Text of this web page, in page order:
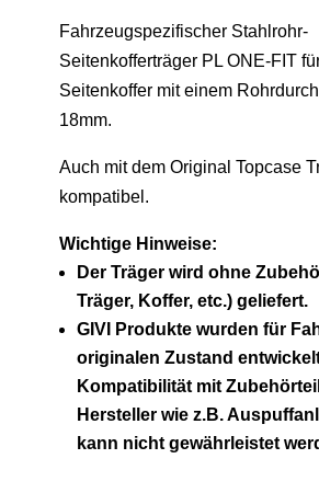
Fahrzeugspezifischer Stahlrohr-
Seitenkofferträger PL ONE-FIT
Seitenkoffer mit einem
18mm.
Auch mit dem Original Topcase
kompatibel.
Wichtige Hinweise:
Der Träger wird ohne
Träger, Koffer, etc.) geliefert.
GIVI Produkte wurden für
originalen Zustand
Kompatibilität mit
Hersteller wie z.B.
kann nicht gewährleistet